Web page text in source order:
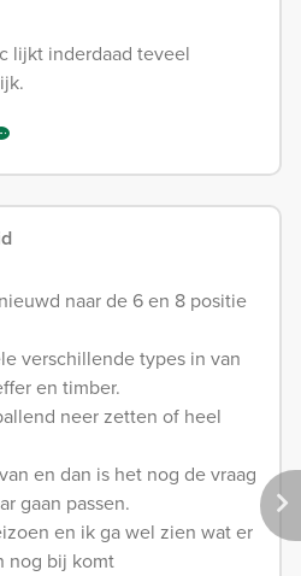
lijkt inderdaad teveel
naar de 6 en 8 positie
verschillende types in van
en timber.
neer zetten of heel
en dan is het nog de vraag
gaan passen.
en ik ga wel zien wat er
nog bij komt